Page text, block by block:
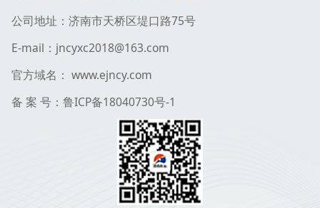
公司地址：济南市天桥区堤口路75号
E-mail：jncyxc2018@163.com
官方域名： www.ejncy.com
备 案 号：鲁ICP备18040730号-1